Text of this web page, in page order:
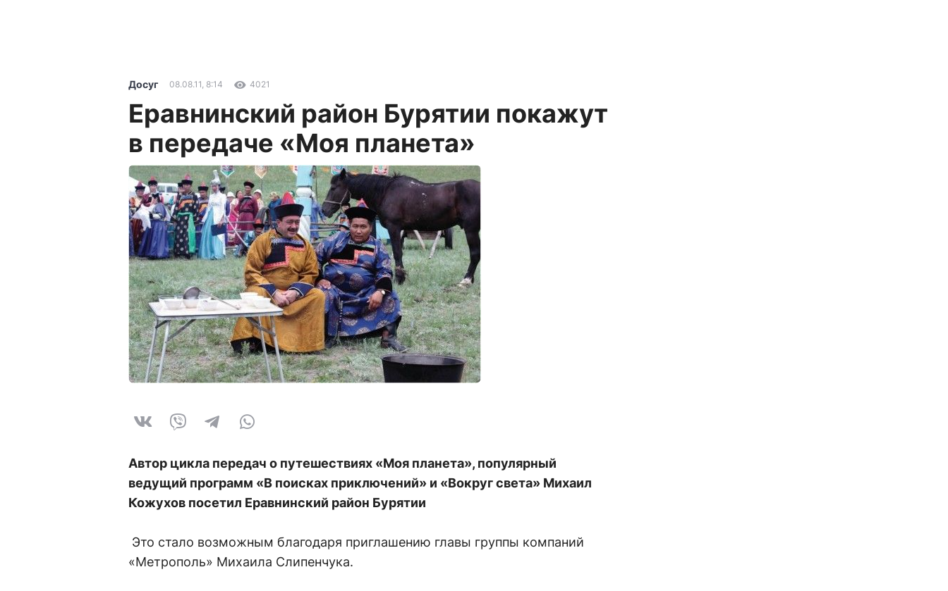
Досуг 08.08.11, 8:14 4021
Еравнинский район Бурятии покажут
в передаче «Моя планета»
Автор цикла передач о путешествиях «Моя планета», популярный
ведущий программ «В поисках приключений» и «Вокруг света» Михаил
Кожухов посетил Еравнинский район Бурятии
Это стало возможным благодаря приглашению главы группы компаний
«Метрополь» Михаила Слипенчука.